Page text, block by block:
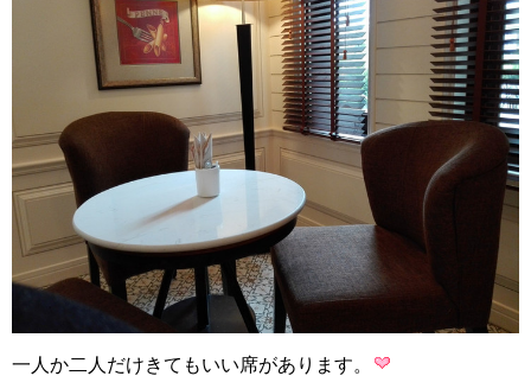
一人か二人だけきてもいい席があります。